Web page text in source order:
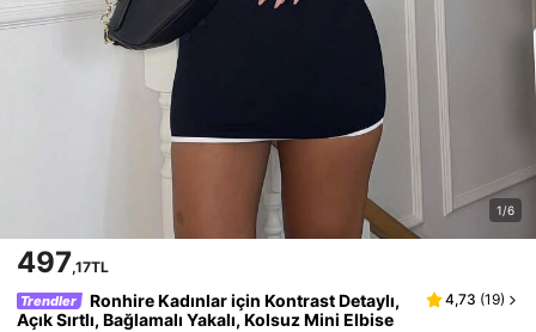
1/6
497,17TL
Trendler
Ronhire Kadınlar için Kontrast Detaylı,
Açık Sırtlı, Bağlamalı Yakalı, Kolsuz Mini Elbise
4,73 (19)